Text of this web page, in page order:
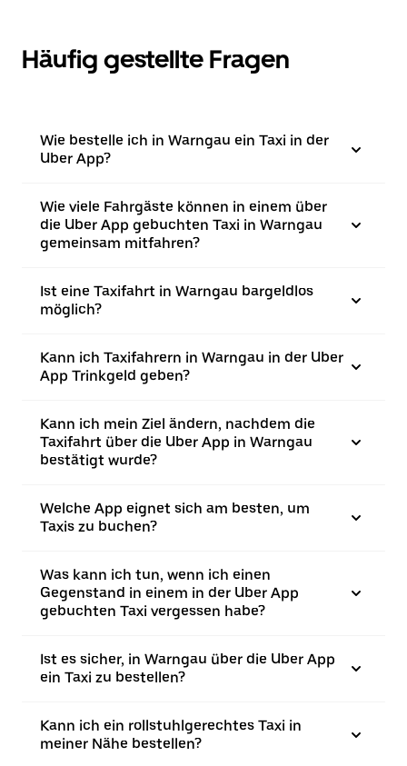
Häufig gestellte Fragen
Wie bestelle ich in Warngau ein Taxi in der
Uber App?
Wie viele Fahrgäste können in einem über
die Uber App gebuchten Taxi in Warngau
gemeinsam mitfahren?
Ist eine Taxifahrt in Warngau bargeldlos
möglich?
Kann ich Taxifahrern in Warngau in der Uber
App Trinkgeld geben?
Kann ich mein Ziel ändern, nachdem die
Taxifahrt über die Uber App in Warngau
bestätigt wurde?
Welche App eignet sich am besten, um
Taxis zu buchen?
Was kann ich tun, wenn ich einen
Gegenstand in einem in der Uber App
gebuchten Taxi vergessen habe?
Ist es sicher, in Warngau über die Uber App
ein Taxi zu bestellen?
Kann ich ein rollstuhlgerechtes Taxi in
meiner Nähe bestellen?